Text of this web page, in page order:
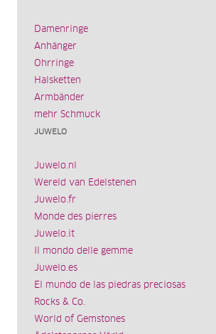
Damenringe
Anhänger
Ohrringe
Halsketten
Armbänder
mehr Schmuck
JUWELO
Juwelo.nl
Wereld van Edelstenen
Juwelo.fr
Monde des pierres
Juwelo.it
Il mondo delle gemme
Juwelo.es
El mundo de las piedras preciosas
Rocks & Co.
World of Gemstones